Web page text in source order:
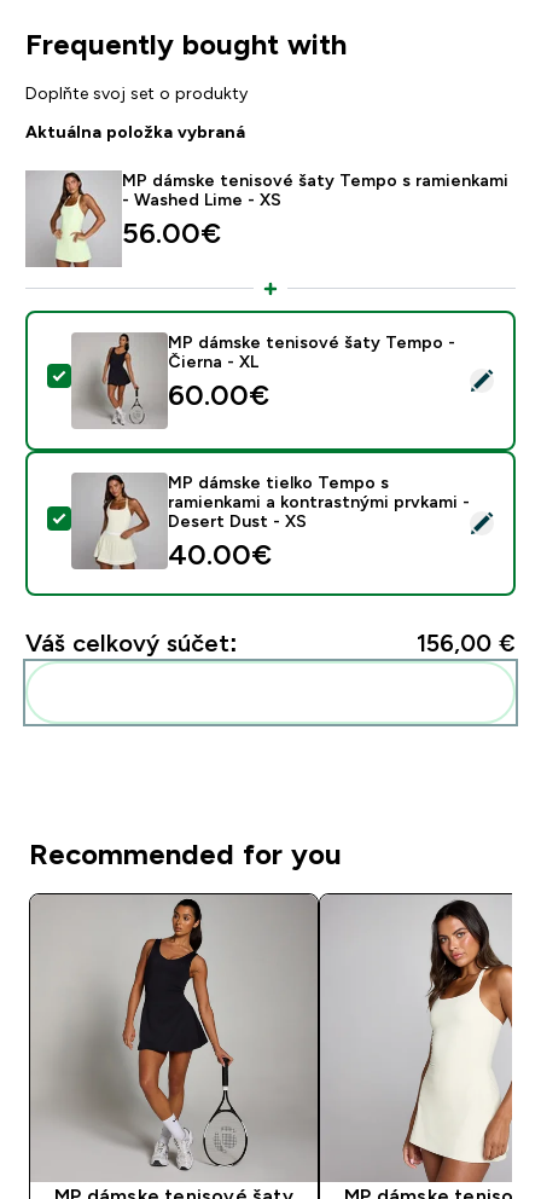
Frequently bought with
Doplňte svoj set o produkty
Aktuálna položka vybraná
MP dámske tenisové šaty Tempo s ramienkami
- Washed Lime - XS
56.00€‎
Vybrať tento produkt - MP dámske tenisové šaty
MP dámske tenisové šaty Tempo -
Čierna - XL
60.00€‎
Vybrať tento produkt - MP dámske tielko Tempo s
MP dámske tielko Tempo s
ramienkami a kontrastnými prvkami -
Desert Dust - XS
40.00€‎
Váš celkový súčet: 156,00 €‎
Recommended for you